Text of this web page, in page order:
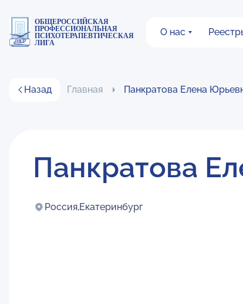
ОБЩЕРОССИЙСКАЯ
ПРОФЕССИОНАЛЬНАЯ
ПСИХОТЕРАПЕВТИЧЕСКАЯ
ЛИГА
О нас
Назад Главная Панкратова Елена
Панкратова
Россия,Екатеринбург